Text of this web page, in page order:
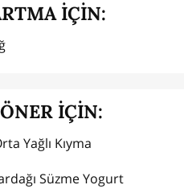
İÇİN:
İÇİN:
Yağlı Kıyma
Süzme Yogurt